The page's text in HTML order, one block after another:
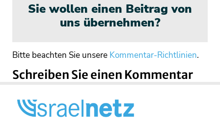
Sie wollen einen Beitrag von
uns übernehmen?
Bitte beachten Sie unsere Kommentar-Richtlinien.
Schreiben Sie einen Kommentar